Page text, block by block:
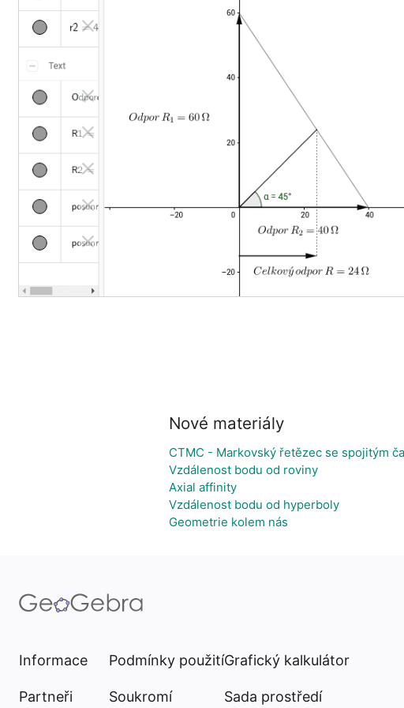
Nové materiály
CTMC - Markovský řetězec se spojitým
Vzdálenost bodu od roviny
Axial affinity
Vzdálenost bodu od hyperboly
Geometrie kolem nás
Informace
Partneři
Podmínky použití
Soukromí
Grafický kalkulátor
Sada prostředí